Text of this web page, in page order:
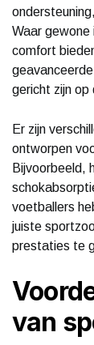
Waar gewone
comfort
gericht zijn
Er zijn
ontworpen
Bijvoorbeeld,
voetballers
juiste
prestaties te
van